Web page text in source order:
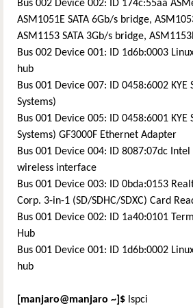
Bus 002 Device 002: ID 174c:55aa
ASM1051E SATA 6Gb/s bridge,
ASM1153 SATA 3Gb/s bridge,
Bus 002 Device 001: ID 1d6b:0003
hub
Bus 001 Device 007: ID 0458:6002 KYE
Systems)
Bus 001 Device 005: ID 0458:6001 KYE
Systems) GF3000F Ethernet Adapter
Bus 001 Device 004: ID 8087:07dc
wireless interface
Bus 001 Device 003: ID 0bda:0153
Corp. 3-in-1 (SD/SDHC/SDXC) Card
Bus 001 Device 002: ID 1a40:0101
Hub
Bus 001 Device 001: ID 1d6b:0002
hub
[manjaro@manjaro ~ ]$ lspci